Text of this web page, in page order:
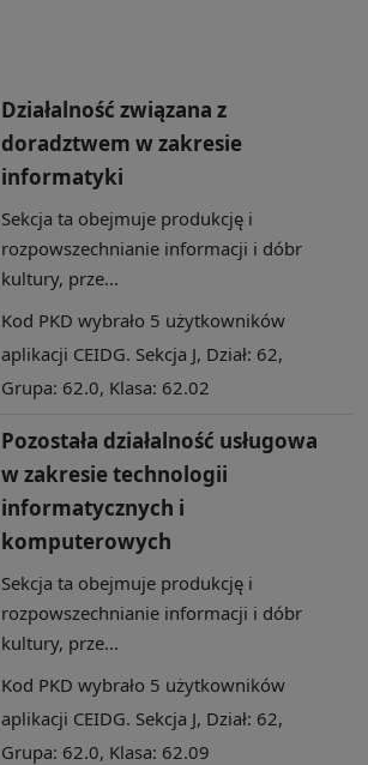
Działalność związana z
doradztwem w zakresie
informatyki
Sekcja ta obejmuje produkcję i
rozpowszechnianie informacji i dóbr
kultury, prze...
Kod PKD wybrało 5 użytkowników
aplikacji CEIDG. Sekcja J, Dział: 62,
Grupa: 62.0, Klasa: 62.02
Pozostała działalność usługowa
w zakresie technologii
informatycznych i
komputerowych
Sekcja ta obejmuje produkcję i
rozpowszechnianie informacji i dóbr
kultury, prze...
Kod PKD wybrało 5 użytkowników
aplikacji CEIDG. Sekcja J, Dział: 62,
Grupa: 62.0, Klasa: 62.09